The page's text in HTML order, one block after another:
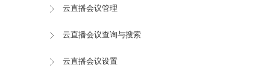
云直播会议管理
云直播会议查询与搜索
云直播会议设置